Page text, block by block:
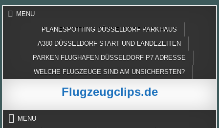
Skip
MENU
PLANESPOTTING DÜSSELDORF PARKHAUS
A380 DÜSSELDORF START UND LANDEZEITEN
PARKEN FLUGHAFEN DÜSSELDORF P7 ADRESSE
WELCHE FLUGZEUGE SIND AM UNSICHERSTEN?
Flugzeugclips.de
MENU